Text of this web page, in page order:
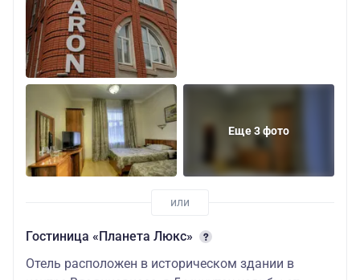
Еще 3 фото
Гостиница «Планета Люкс»
Отель расположен в историческом здании в